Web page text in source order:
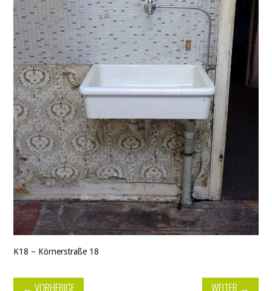
K18 – Körnerstraße 18
← VORHERIGE WEITER →